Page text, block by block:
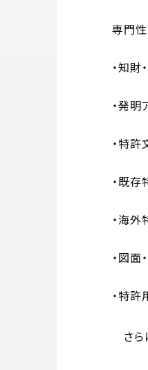
専門
・知
・発
・特
・既
・海
・図
・特
さら